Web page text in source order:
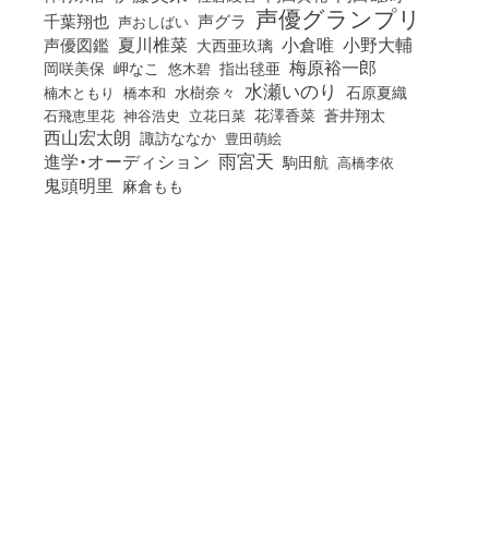
千葉翔也 声おしばい 声グラ 声優グランプリ
声優図鑑 夏川椎菜 大西亜玖璃 小倉唯 小野大輔
岡咲美保 岬なこ 悠木碧 指出毬亜 梅原裕一郎
楠木ともり 橋本和 水樹奈々 水瀬いのり 石原夏織
石飛恵里花 神谷浩史 立花日菜 花澤香菜 蒼井翔太
西山宏太朗 諏訪ななか 豊田萌絵
進学・オーディション 雨宮天 駒田航 高橋李依
鬼頭明里 麻倉もも